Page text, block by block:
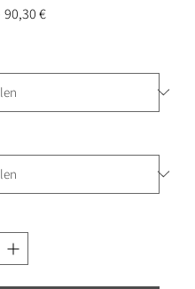
Standardpreis
90,30 €Sale-